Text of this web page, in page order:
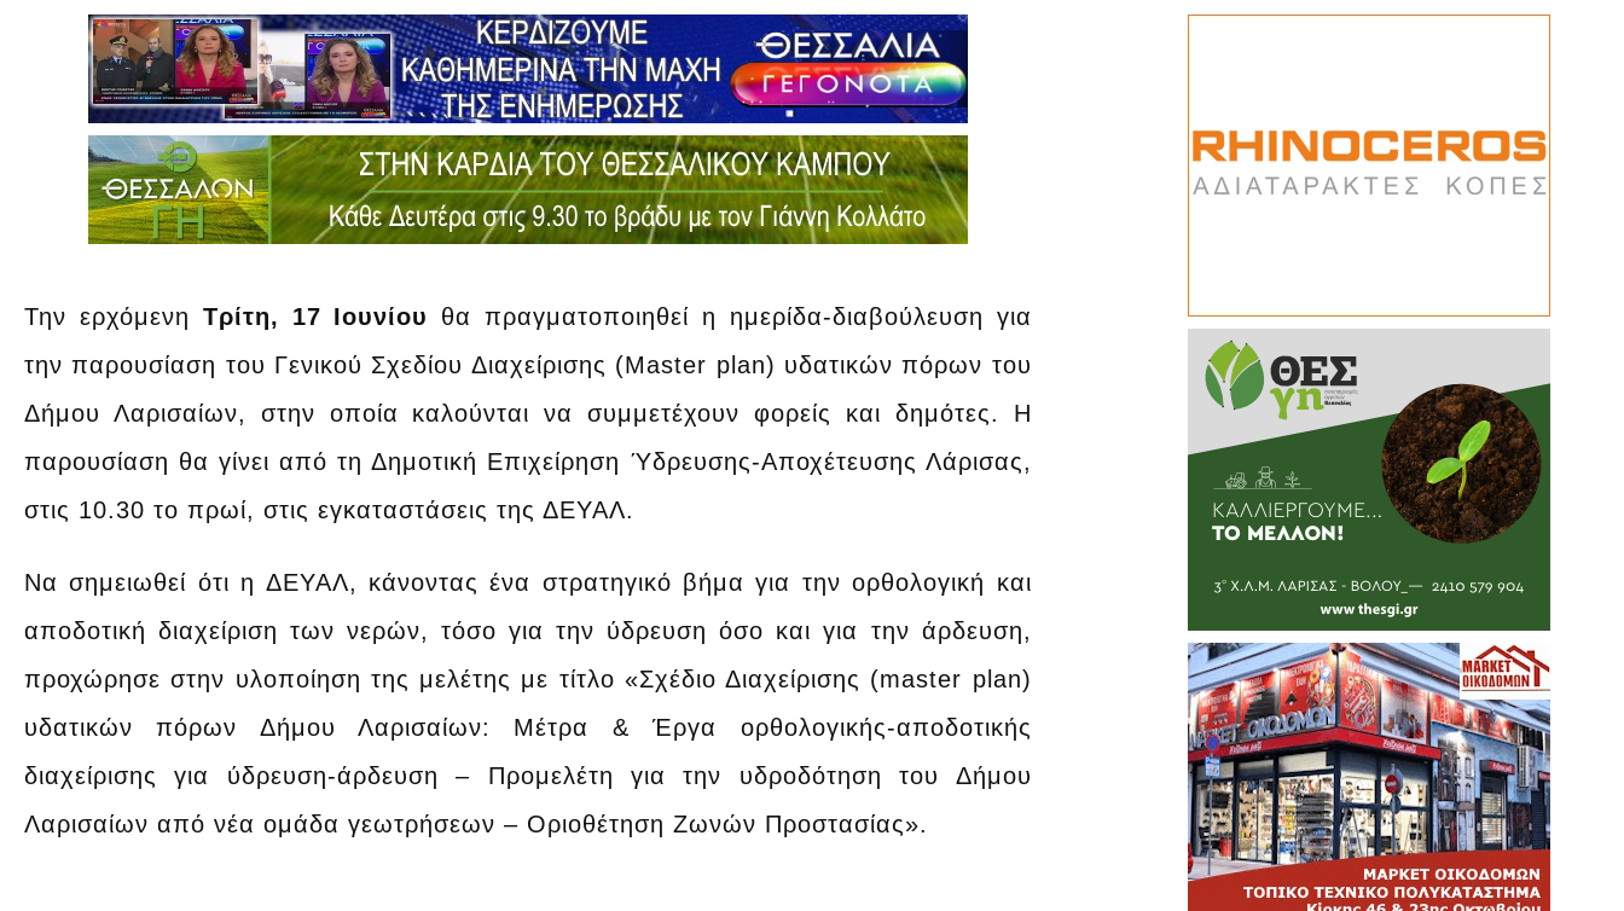
Την ερχόμενη Τρίτη, 17 Ιουνίου
θα πραγματοποιηθεί η ημερίδα-διαβούλευση για
την παρουσίαση του Γενικού Σχεδίου Διαχείρισης (Master plan) υδατικών πόρων του
Δήμου Λαρισαίων, στην οποία καλούνται να συμμετέχουν φορείς και δημότες. Η
παρουσίαση θα γίνει από τη Δημοτική Επιχείρηση Ύδρευσης-Αποχέτευσης Λάρισας,
στις 10.30 το πρωί, στις εγκαταστάσεις της ΔΕΥΑΛ.
Να σημειωθεί ότι η ΔΕΥΑΛ, κάνοντας ένα στρατηγικό βήμα για την ορθολογική και
αποδοτική διαχείριση των νερών, τόσο για την ύδρευση όσο και για την άρδευση,
προχώρησε στην υλοποίηση της μελέτης με τίτλο «Σχέδιο Διαχείρισης (master plan)
υδατικών πόρων Δήμου Λαρισαίων: Μέτρα & Έργα ορθολογικής-αποδοτικής
διαχείρισης για ύδρευση-άρδευση – Προμελέτη για την υδροδότηση του Δήμου
Λαρισαίων από νέα ομάδα γεωτρήσεων – Οριοθέτηση Ζωνών Προστασίας».